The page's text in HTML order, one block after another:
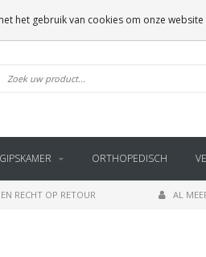
GIPSKAMER ORTHOPEDISCH
RECHT OP RETOUR AL
het gebruik van cookies om onze